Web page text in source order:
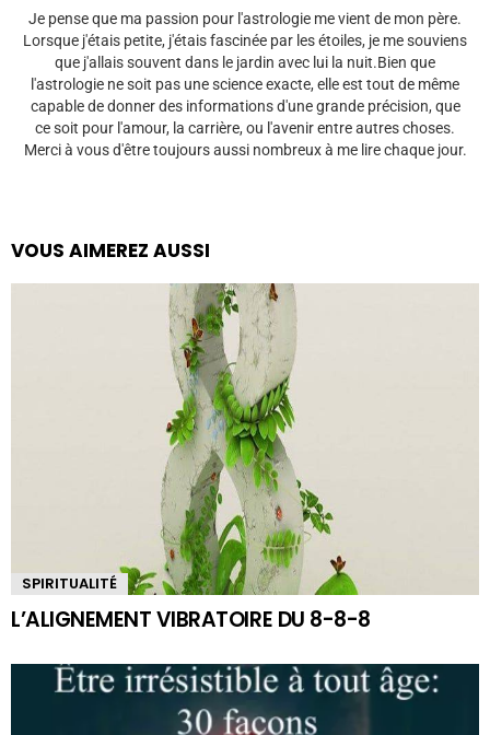
Je pense que ma passion pour l'astrologie me vient de mon père.
Lorsque j'étais petite, j'étais fascinée par les étoiles, je me souviens
que j'allais souvent dans le jardin avec lui la nuit.Bien que
l'astrologie ne soit pas une science exacte, elle est tout de même
capable de donner des informations d'une grande précision, que
ce soit pour l'amour, la carrière, ou l'avenir entre autres choses.
Merci à vous d'être toujours aussi nombreux à me lire chaque jour.
VOUS AIMEREZ AUSSI
SPIRITUALITÉ
L’ALIGNEMENT VIBRATOIRE DU 8-8-8